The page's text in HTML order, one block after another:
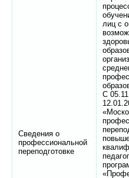
Сведения о
профессиональной
переподготовке
лиц с
С